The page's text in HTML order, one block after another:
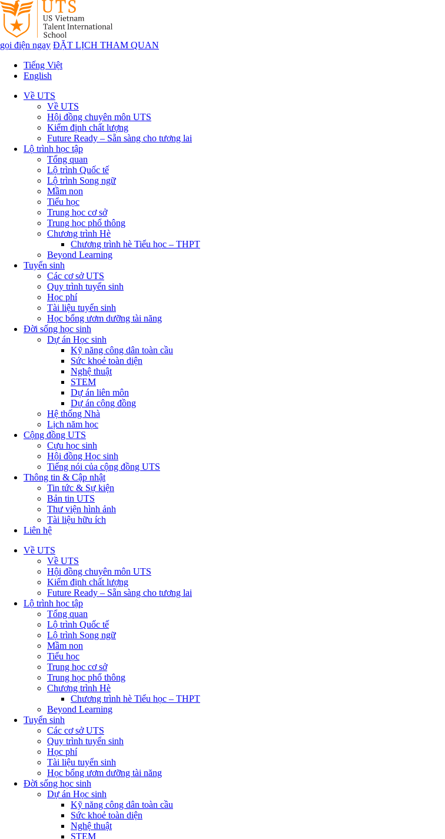
gọi điện ngay ĐẶT LỊCH THAM QUAN
Tiếng Việt
English
Về UTS
Về UTS
Hội đồng chuyên môn UTS
Kiểm định chất lượng
Future Ready – Sẵn sàng cho tương lai
Lộ trình học tập
Tổng quan
Lộ trình Quốc tế
Lộ trình Song ngữ
Mầm non
Tiểu học
Trung học cơ sở
Trung học phổ thông
Chương trình Hè
Chương trình hè Tiểu học – THPT
Beyond Learning
Tuyển sinh
Các cơ sở UTS
Quy trình tuyển sinh
Học phí
Tài liệu tuyển sinh
Học bổng ươm dưỡng tài năng
Đời sống học sinh
Dự án Học sinh
Kỹ năng công dân toàn cầu
Sức khoẻ toàn diện
Nghệ thuật
STEM
Dự án liên môn
Dự án cộng đồng
Hệ thống Nhà
Lịch năm học
Cộng đồng UTS
Cựu học sinh
Hội đồng Học sinh
Tiếng nói của cộng đồng UTS
Thông tin & Cập nhật
Tin tức & Sự kiện
Bản tin UTS
Thư viện hình ảnh
Tài liệu hữu ích
Liên hệ
Về UTS
Về UTS
Hội đồng chuyên môn UTS
Kiểm định chất lượng
Future Ready – Sẵn sàng cho tương lai
Lộ trình học tập
Tổng quan
Lộ trình Quốc tế
Lộ trình Song ngữ
Mầm non
Tiểu học
Trung học cơ sở
Trung học phổ thông
Chương trình Hè
Chương trình hè Tiểu học – THPT
Beyond Learning
Tuyển sinh
Các cơ sở UTS
Quy trình tuyển sinh
Học phí
Tài liệu tuyển sinh
Học bổng ươm dưỡng tài năng
Đời sống học sinh
Dự án Học sinh
Kỹ năng công dân toàn cầu
Sức khoẻ toàn diện
Nghệ thuật
STEM